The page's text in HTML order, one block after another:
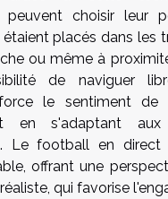
peuvent choisir leur
placés dans les
ou même à
de naviguer
le sentiment de
en s'adaptant aux
Le football en direct
offrant une
qui favorise